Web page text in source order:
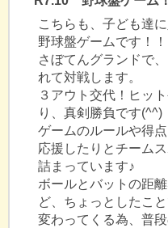
こちらも、子ども達
野球盤ゲームです！！
さぼてんグランドで
れて対戦します。
３アウト交代！ヒッ
り、真剣勝負です(^^)
ゲームのルールや得
応援したりとチーム
詰まっています♪
ボールとバットの距
ど、ちょっとしたこ
変わってくる為、普